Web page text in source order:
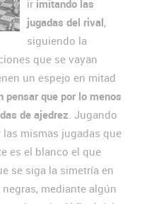
ir imitando las
jugadas del rival,
siguiendo la
que se vayan
un espejo en mitad
pensar que por lo menos
de ajedrez. Jugando
mismas jugadas que
es el blanco el que
se siga la simetría en
mediante algún